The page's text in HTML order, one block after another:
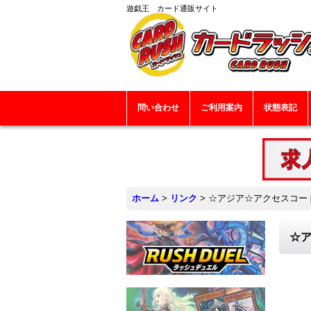
遊戯王 カード通販サイト
問い合わせ ご利用案内 状態表記
ホーム > リンク > ☆アジア☆アクセスコー
☆ア